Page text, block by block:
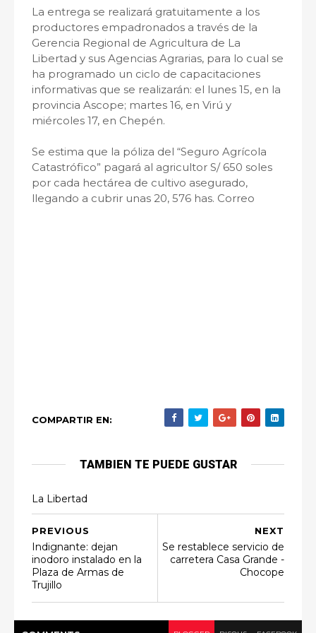
La entrega se realizará gratuitamente a los
productores empadronados a través de la
Gerencia Regional de Agricultura de La
Libertad y sus Agencias Agrarias, para lo cual se
ha programado un ciclo de capacitaciones
informativas que se realizarán: el lunes 15, en la
provincia Ascope; martes 16, en Virú y
miércoles 17, en Chepén.
Se estima que la póliza del “Seguro Agrícola
Catastrófico” pagará al agricultor S/ 650 soles
por cada hectárea de cultivo asegurado,
llegando a cubrir unas 20, 576 has. Correo
COMPARTIR EN:
TAMBIEN TE PUEDE GUSTAR
La Libertad
NEXT
Se restablece servicio de
carretera Casa Grande -
Chocope
PREVIOUS
Indignante: dejan
inodoro instalado en la
Plaza de Armas de
Trujillo